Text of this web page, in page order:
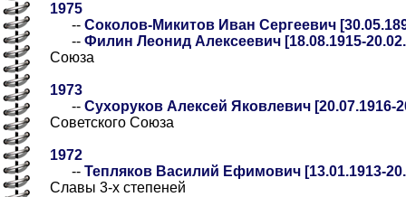
1975
-- Соколов-Микитов Иван Сергеевич
-- Филин Леонид Алексеевич [18.08.1915-
Союза
1973
-- Сухоруков Алексей Яковлевич [20.07.1916-
Советского Союза
1972
-- Тепляков Василий Ефимович [13.01.1913-
Славы 3-х степеней